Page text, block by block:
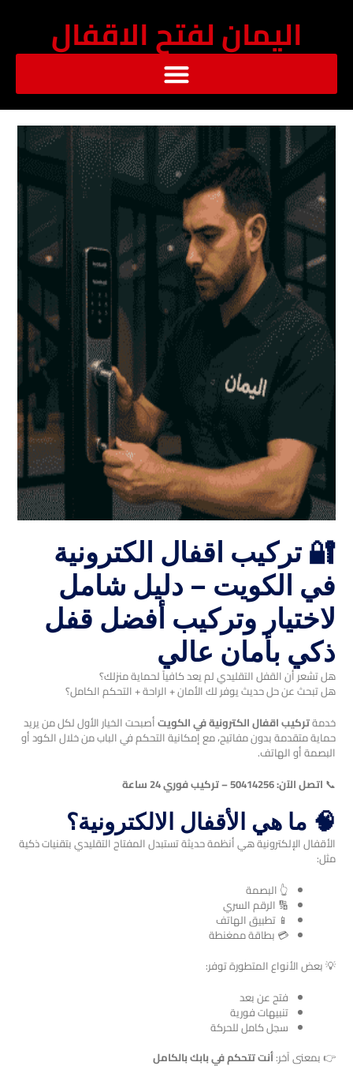
اليمان لفتح الاقفال
🔐 تركيب اقفال الكترونية
في الكويت – دليل شامل
لاختيار وتركيب أفضل قفل
ذكي بأمان عالي
هل تشعر أن القفل التقليدي لم يعد كافياً لحماية منزلك؟
هل تبحث عن حل حديث يوفر لك الأمان + الراحة + التحكم الكامل؟
خدمةتركيب اقفال الكترونية في الكويتأصبحت الخيار الأول لكل من يريد
حماية متقدمة بدون مفاتيح، مع إمكانية التحكم في الباب من خلال الكود أو
البصمة أو الهاتف.
📞 اتصل الآن: 50414256 – تركيب فوري 24 ساعة
🧠 ما هي الأقفال الالكترونية؟
الأقفال الإلكترونية هي أنظمة حديثة تستبدل المفتاح التقليدي بتقنيات ذكية
مثل:
👆 البصمة
🔢 الرقم السري
📱 تطبيق الهاتف
💳 بطاقة ممغنطة
💡 بعض الأنواع المتطورة توفر:
فتح عن بعد
تنبيهات فورية
سجل كامل للحركة
👉 بمعنى آخر:أنت تتحكم في بابك بالكامل